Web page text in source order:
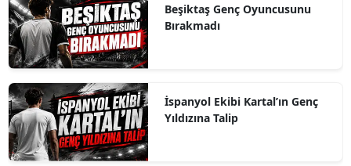
Beşiktaş Genç Oyuncusunu
Bırakmadı
İspanyol Ekibi Kartal’ın Genç
Yıldızına Talip